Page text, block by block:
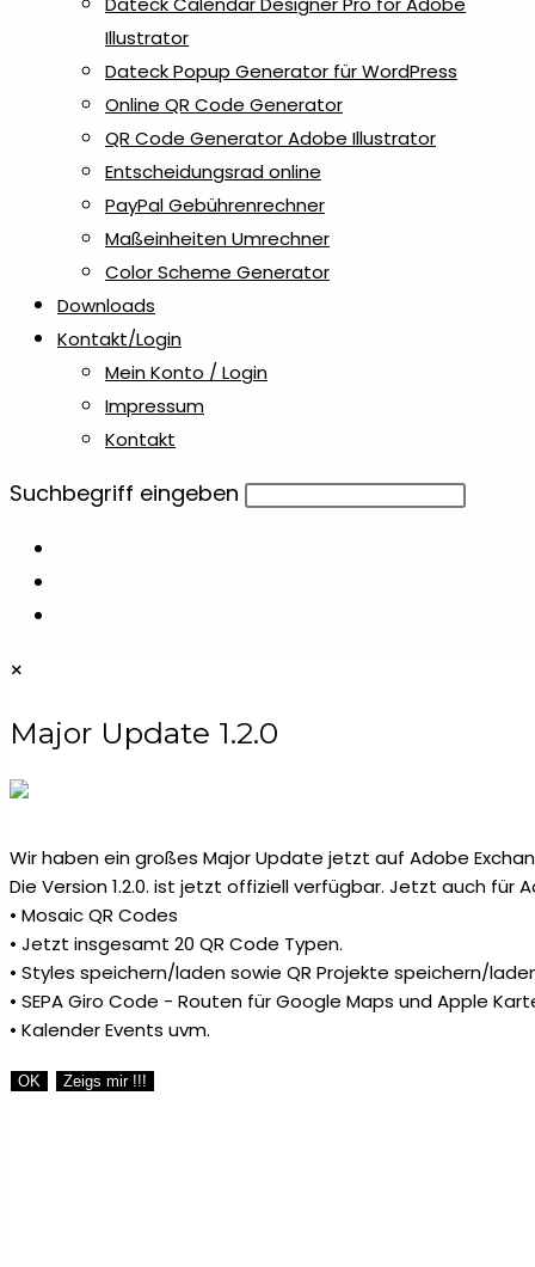
Illustrator
Dateck Popup Generator für WordPress
Online QR Code Generator
QR Code Generator Adobe Illustrator
Entscheidungsrad online
PayPal Gebührenrechner
Maßeinheiten Umrechner
Color Scheme Generator
Downloads
Kontakt/Login
Mein Konto / Login
Impressum
Kontakt
Diese
durchsuchen
Suchbegriff eingeben
×
Major Update 1.2.0
Wir haben ein großes Major Update jetzt auf Adobe
Die Version 1.2.0. ist jetzt offiziell verfügbar. Jetzt auch für
• Mosaic QR Codes
• Jetzt insgesamt 20 QR Code Typen.
• Styles speichern/laden sowie QR Projekte speichern/
• SEPA Giro Code - Routen für Google Maps und Apple
• Kalender Events uvm.
OK Zeigs mir !!!